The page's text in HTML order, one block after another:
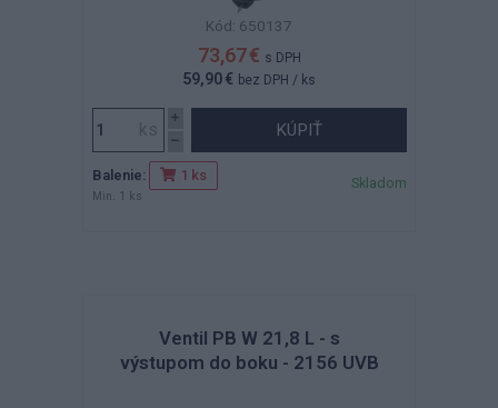
Kód: 650137
73,67 € s DPH
59,90 € bez DPH / ks
KÚPIŤ
Balenie: 1 ks
Min. 1 ks
Skladom
Ventil PB W 21,8 L - s
výstupom do boku - 2156 UVB